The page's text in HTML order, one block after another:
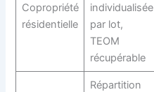
Copropriété
résidentielle
individualisée
par lot,
TEOM
récupérable
Répartition